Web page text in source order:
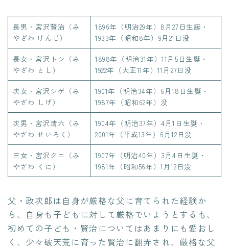
長男・宮沢賢治（み
やざわ けんじ）
1896年（明治29年）8月27日生誕・
1933年（昭和8年）9月21日没
長女・宮沢トシ（み
やざわ とし）
1898年（明治31年）11月5日生誕・
1922年（大正11年）11月27日没
次女・宮沢シゲ（み
やざわ しげ）
1901年（明治34年）6月18日生誕・
1987年（昭和62年）没
次男・宮沢清六（み
やざわ せいろく）
1904年（明治37年）4月1日生誕・
2001年（平成13年）6月12日没
三女・宮沢クニ（み
やざわ くに）
1907年（明治40年）3月4日生誕・
1981年（昭和56年）1月12日没
父・政次郎は自身が厳格な父に育てられた経験か
ら、自身も子どもに対して厳格でいようとするも、
初めての子ども・賢治についてはあまりにも愛おし
く、少々破天荒に育った賢治に翻弄され、厳格な父